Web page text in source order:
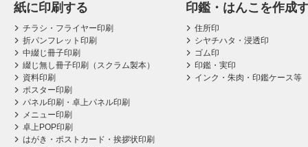
紙に印刷する
チラシ・フライヤー印刷
折パンフレット印刷
中綴じ冊子印刷
綴じ無し冊子印刷（スクラム製本）
資料印刷
ポスター印刷
パネル印刷・卓上パネル印刷
メニュー印刷
卓上POP印刷
はがき・ポストカード・挨拶状印刷
印鑑・はんこを作成
住所印
シヤチハタ・浸透印
ゴム印
印鑑・実印
インク・朱肉・印鑑ケース等